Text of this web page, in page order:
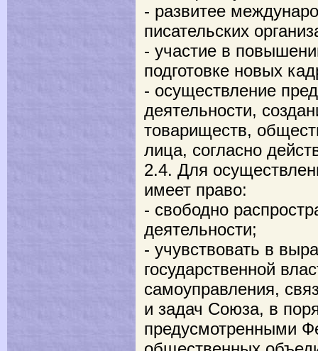
- развитее
писательских
- участие в
подготовке новых
- осуществление
деятельности,
товариществ,
лица, согласно
2.4. Для
имеет право:
- свободно
деятельности;
- учувствовать в
государственной
самоуправления,
и задач Союза, в
предусмотренными